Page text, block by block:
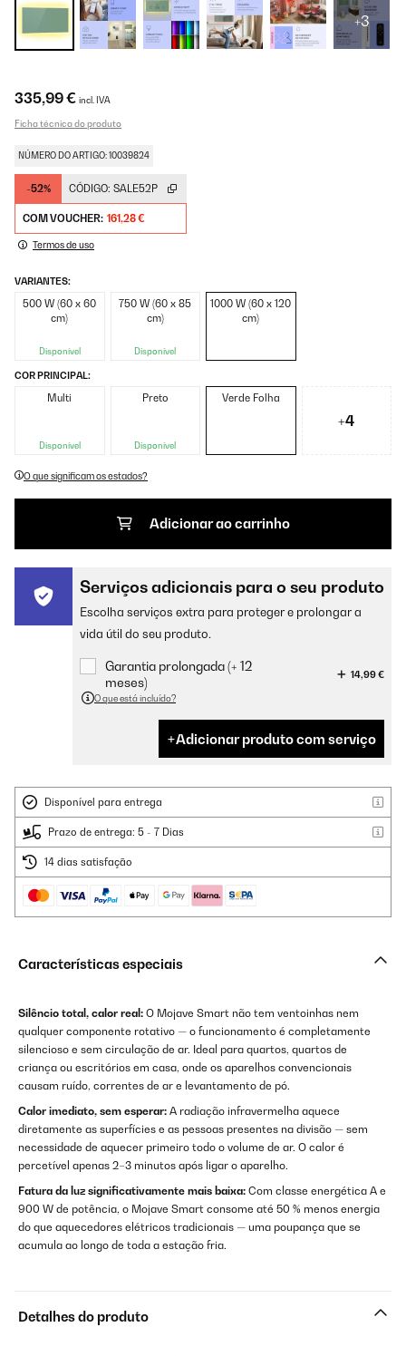
+3
335,99 € incl. IVA
Ficha técnica do produto
NÚMERO DO ARTIGO: 10039824
-52% CÓDIGO: SALE52P
COM VOUCHER: 161,28 €
Termos de uso
VARIANTES:
500 W (60 x 60
cm)
Disponível
750 W (60 x 85
cm)
Disponível
1000 W (60 x 120
cm)
COR PRINCIPAL:
Multi
Disponível
Preto
Disponível
Verde Folha
+4
O que significam os estados?
Adicionar ao carrinho
Serviços adicionais para o seu produto
Escolha serviços extra para proteger e prolongar a
vida útil do seu produto.
Garantia prolongada (+ 12
meses)
14,99 €
O que está incluído?
Adicionar produto com serviço
Disponível para entrega
Prazo de entrega: 5 - 7 Dias
14 dias satisfação
Características especiais
Silêncio total, calor real: O Mojave Smart não tem ventoinhas nem
qualquer componente rotativo — o funcionamento é completamente
silencioso e sem circulação de ar. Ideal para quartos, quartos de
criança ou escritórios em casa, onde os aparelhos convencionais
causam ruído, correntes de ar e levantamento de pó.
Calor imediato, sem esperar: A radiação infravermelha aquece
diretamente as superfícies e as pessoas presentes na divisão — sem
necessidade de aquecer primeiro todo o volume de ar. O calor é
percetível apenas 2–3 minutos após ligar o aparelho.
Fatura da luz significativamente mais baixa: Com classe energética A e
900 W de potência, o Mojave Smart consome até 50 % menos energia
do que aquecedores elétricos tradicionais — uma poupança que se
acumula ao longo de toda a estação fria.
Detalhes do produto